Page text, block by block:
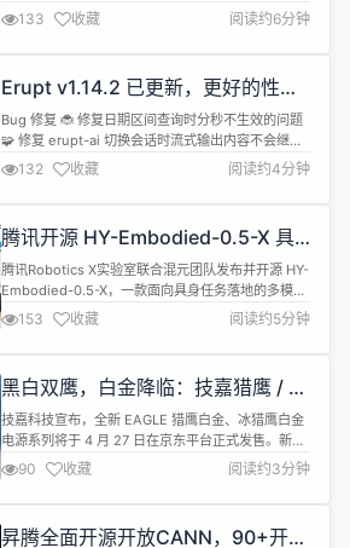
TypeScript、Pinia、Pinia持久化插件、Unocss 和
ElementPlus等前端最新技术栈。相较于其他比较流
行的后台管理模板，更加简洁、快捷和容易理解，对
代码注释以及大量的案例...
133 收藏 阅读约6分钟
Erupt v1.14.2 已更新，更好的性能 ·
更强的 AI · 更完整的生态
Bug 修复 🐞 修复日期区间查询时分秒不生效的问题
🧩 修复 erupt-ai 切换会话时流式输出内容不会继续
保持的问题 🧩 多页签场景下 iframe tpl 嵌入支持切
换时 UI 不刷新 新特性 🌟 新增 erupt-test 模块，提
供完整单元测试用例 🌟 优化日志打印样式 🌟 默认语
持多...
132 收藏 阅读约4分钟
腾讯开源 HY-Embodied-0.5-X 具
身多模态大模型
腾讯Robotics X实验室联合混元团队发布并开源 HY-
Embodied-0.5-X，一款面向具身任务落地的多模态
大模型，基于 HY-Embodied-0.5-MoT-2B 架构打
造，围绕机器人在真实环境中&ldquo;看得懂、想得
清、做得到&rdquo;的关键链路进行专项优化。 HY-
2B（总参数...
153 收藏 阅读约5分钟
黑白双鹰，白金降临：技嘉猎鹰 / 冰
猎鹰白金电源 4 月 27 日开售
技嘉科技宣布，全新 EAGLE 猎鹰白金、冰猎鹰白金
电源系列将于 4 月 27 日在京东平台正式发售。新品
提供 750W、850W、1000W 三档功率，黑色与白
色两款外观可选，专为电竞玩家、内容创作者及高端
DIY 用户打造，带来新一代高效稳定的供电方案。 该
(115V超过 92%，230V超过94%...
90 收藏 阅读约3分钟
昇腾全面开源开放CANN，90+开源